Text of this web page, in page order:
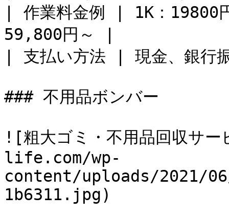
| 作業料金例 | 1K：19800
59,800円～ |
| 支払い方法 | 現金、銀行
### 不用品ボンバー
![粗大ゴミ・不用品回収
life.com/wp-
content/uploads/2021/
1b6311.jpg)